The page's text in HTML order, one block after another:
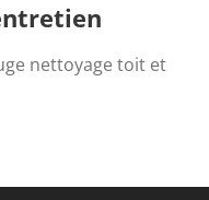
nettoyage toit et